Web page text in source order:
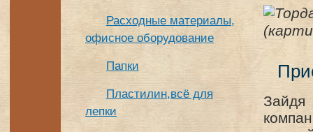
Расходные материалы,
офисное оборудование
Папки
Пластилин,всё для
лепки